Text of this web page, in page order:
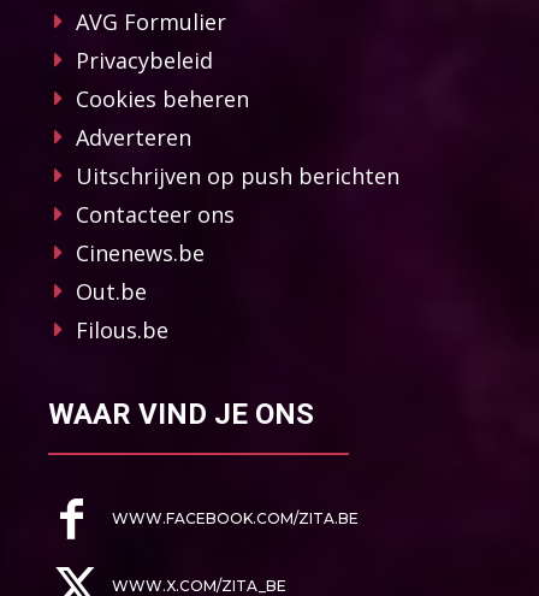
AVG Formulier
Privacybeleid
Cookies beheren
Adverteren
Uitschrijven op push berichten
Contacteer ons
Cinenews.be
Out.be
Filous.be
WAAR VIND JE ONS
WWW.FACEBOOK.COM/ZITA.BE
WWW.X.COM/ZITA_BE